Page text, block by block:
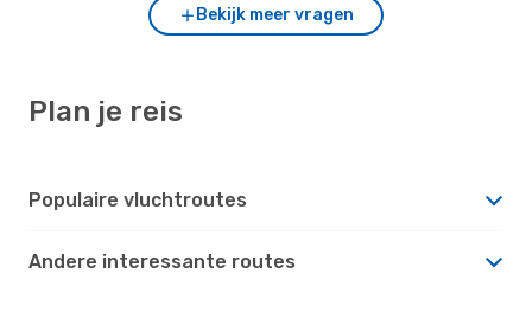
Bekijk meer vragen
Plan je reis
Populaire vluchtroutes
Andere interessante routes